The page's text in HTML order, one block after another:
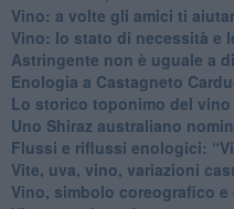
Vino: a volte gli amici ti
Vino: lo stato di necessità e
​Astringente non è uguale a
Enologia a Castagneto
Lo storico toponimo del vino
Uno Shiraz australiano
​Flussi e riflussi enologici:
Vite, uva, vino, variazioni
Vino, simbolo coreografico